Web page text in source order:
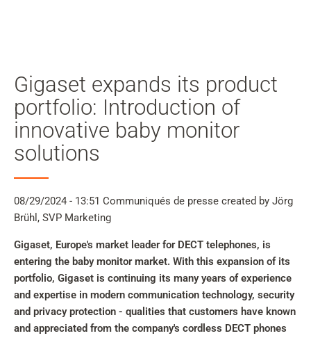
Passer à la recherche
Passer à la sélection de langue
Skip to Cookie Configuration
Cart
Shift+Alt+C
Customer Account
Shift+Alt+A
Gigaset expands its product
portfolio: Introduction of
innovative baby monitor
solutions
08/29/2024 - 13:51 Communiqués de presse created by Jörg
Brühl, SVP Marketing
Gigaset, Europe's market leader for DECT telephones, is
entering the baby monitor market. With this expansion of its
portfolio, Gigaset is continuing its many years of experience
and expertise in modern communication technology, security
and privacy protection - qualities that customers have known
and appreciated from the company's cordless DECT phones